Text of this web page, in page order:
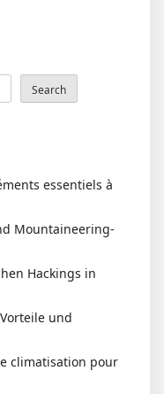
Search
essentiels à
Mountaineering-
Hackings in
und
climatisation pour